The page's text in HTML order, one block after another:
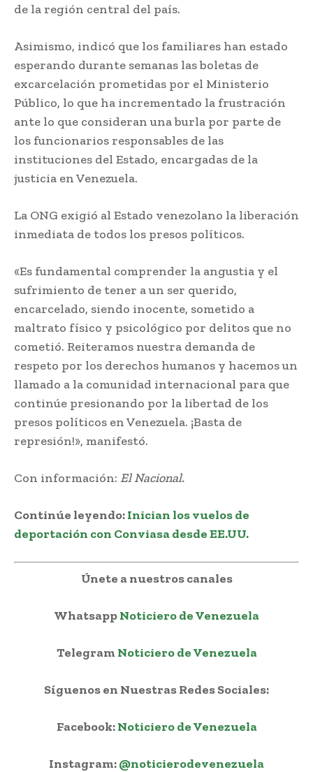
de la región central del país.
Asimismo, indicó que los familiares han estado
esperando durante semanas las boletas de
excarcelación prometidas por el Ministerio
Público, lo que ha incrementado la frustración
ante lo que consideran una burla por parte de
los funcionarios responsables de las
instituciones del Estado, encargadas de la
justicia en Venezuela.
La ONG exigió al Estado venezolano la liberación
inmediata de todos los presos políticos.
«Es fundamental comprender la angustia y el
sufrimiento de tener a un ser querido,
encarcelado, siendo inocente, sometido a
maltrato físico y psicológico por delitos que no
cometió. Reiteramos nuestra demanda de
respeto por los derechos humanos y hacemos un
llamado a la comunidad internacional para que
continúe presionando por la libertad de los
presos políticos en Venezuela. ¡Basta de
represión!», manifestó.
Con información: El Nacional.
Continúe leyendo:Inician los vuelos de
deportación con Conviasa desde EE.UU.
Únete a nuestros canales
WhatsappNoticiero de Venezuela
Telegram Noticiero de Venezuela
Síguenos en Nuestras Redes Sociales:
Facebook:Noticiero de Venezuela
Instagram:@noticierodevenezuela